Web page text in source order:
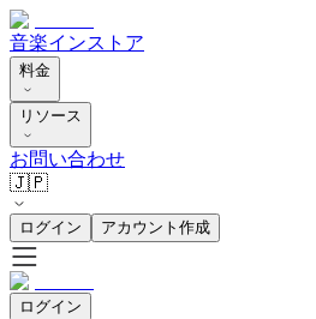
音楽インストア
料金
リソース
お問い合わせ
🇯🇵
ログイン アカウント作成
ログイン